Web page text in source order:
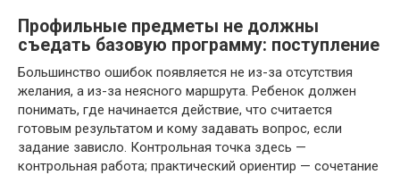
Профильные предметы не должны
съедать базовую программу: поступление
Большинство ошибок появляется не из-за отсутствия
желания, а из-за неясного маршрута. Ребенок должен
понимать, где начинается действие, что считается
готовым результатом и кому задавать вопрос, если
задание зависло. Контрольная точка здесь —
контрольная работа; практический ориентир — сочетание